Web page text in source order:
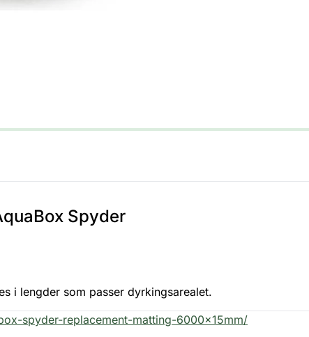
Spyder
i lengder som passer dyrkingsarealet.
spyder-replacement-matting-6000x15mm/